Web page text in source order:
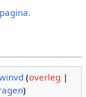
(overleg |
)